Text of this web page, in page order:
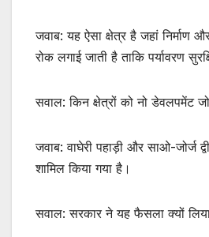
जवाब: यह ऐसा क्षेत्र है जहां निर्माण
रोक लगाई जाती है ताकि पर्यावरण
सवाल: किन क्षेत्रों को नो डेवलपमेंट
जवाब: वाघेरी पहाड़ी और साओ-जोर्ज
शामिल किया गया है।
सवाल: सरकार ने यह फैसला क्यों